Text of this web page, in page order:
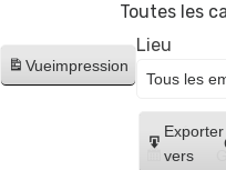
Toutes les
Vueimpression
Créer
un
Exporter
vers
Lieu